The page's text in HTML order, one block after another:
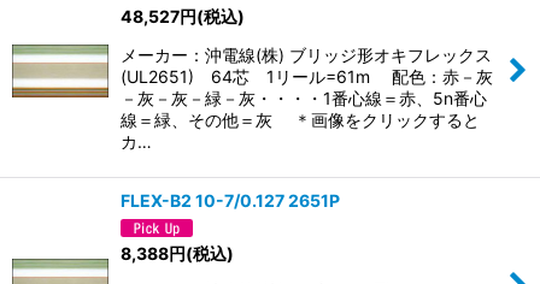
48,527円(税込)
メーカー：沖電線(株) ブリッジ形オキフレックス
(UL2651) 64芯 1リール=61m 配色：赤－灰
－灰－灰－緑－灰・・・・1番心線＝赤、5n番心
線＝緑、その他＝灰 ＊画像をクリックすると
カ…
FLEX-B2 10-7/0.127 2651P
8,388円(税込)